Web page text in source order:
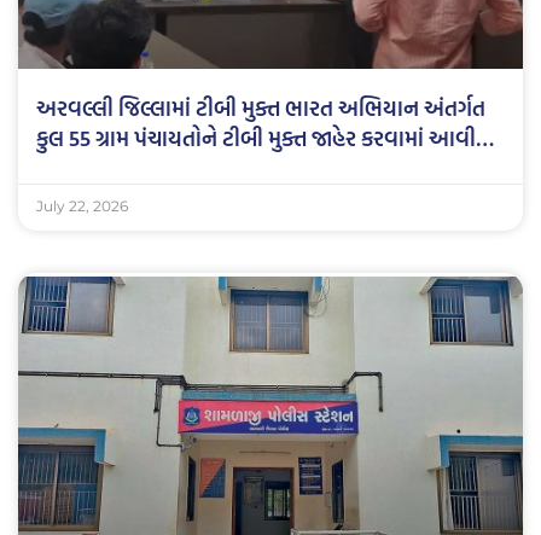
અરવલ્લી જિલ્લામાં ટીબી મુક્ત ભારત અભિયાન અંતર્ગત
કુલ 55 ગ્રામ પંચાયતોને ટીબી મુક્ત જાહેર કરવામાં આવી…
July 22, 2026